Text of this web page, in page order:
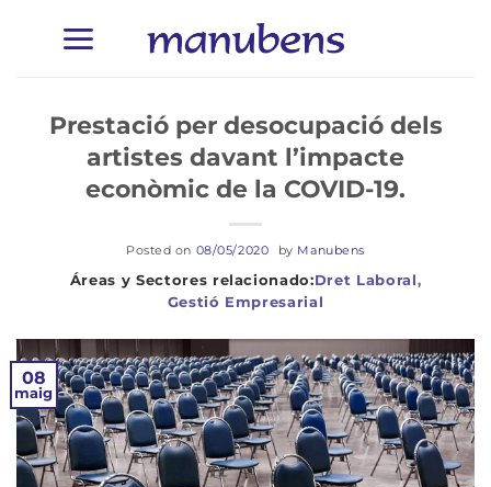
Dret Laboral,
Gestió Empresarial
Prestació per desocupació dels
artistes davant l’impacte
econòmic de la COVID-19.
Posted on 08/05/2020 by Manubens
08
maig